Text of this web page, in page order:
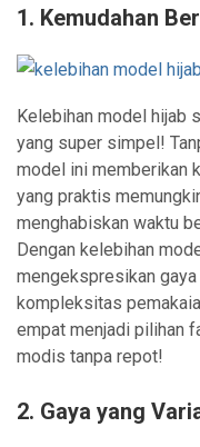
1. Kemudahan
Kelebihan model hijab
yang super simpel!
model ini memberikan
yang praktis
menghabiskan waktu
Dengan kelebihan
mengekspresikan
kompleksitas
empat menjadi pilihan
modis tanpa repot!
2. Gaya yang